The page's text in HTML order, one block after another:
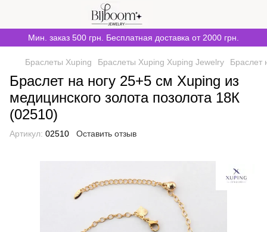
Мин. заказ 500 грн. Бесплатная доставка от 2000 грн.
Браслеты Xuping Браслеты Xuping Xuping Jewelry Браслет
Браслет на ногу 25+5 см Xuping из
медицинского золота позолота 18К
(02510)
Артикул: 02510 Оставить отзыв